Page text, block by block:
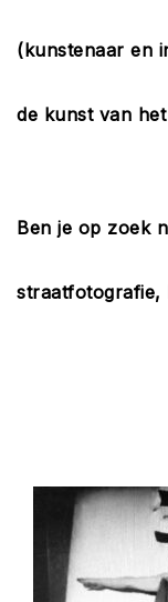
(kunstenaar en
de kunst van
Ben je op zoek
straatfotografie,